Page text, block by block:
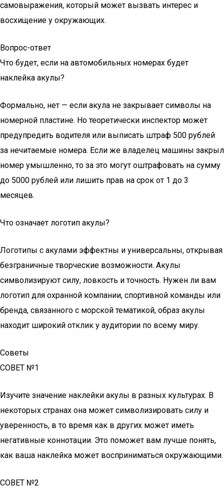
самовыражения, который может вызвать интерес и
восхищение у окружающих.
Вопрос-ответ
Что будет, если на автомобильных номерах будет
наклейка акулы?
Формально, нет — если акула не закрывает символы на
номерной пластине. Но теоретически инспектор может
предупредить водителя или выписать штраф 500 рублей
за нечитаемые номера. Если же владелец машины закрыл
номер умышленно, то за это могут оштрафовать на сумму
до 5000 рублей или лишить прав на срок от 1 до 3
месяцев.
Что означает логотип акулы?
Логотипы с акулами эффектны и универсальны, открывая
безграничные творческие возможности. Акулы
символизируют силу, ловкость и точность. Нужен ли вам
логотип для охранной компании, спортивной команды или
бренда, связанного с морской тематикой, образ акулы
находит широкий отклик у аудитории по всему миру.
Советы
СОВЕТ №1
Изучите значение наклейки акулы в разных культурах. В
некоторых странах она может символизировать силу и
уверенность, в то время как в других может иметь
негативные коннотации. Это поможет вам лучше понять,
как ваша наклейка может восприниматься окружающими.
СОВЕТ №2